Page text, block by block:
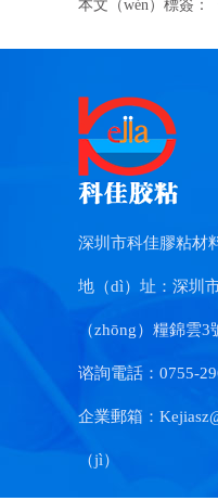
本文（wén）標簽：
深圳市科佳膠粘材
地（dì）址：深圳
（zhōng）糧錦雲
谘詢電話：0755-
企業郵箱：
（jì）